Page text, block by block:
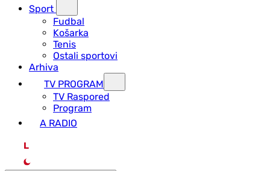
Sport
Fudbal
Košarka
Tenis
Ostali sportovi
Arhiva
TV PROGRAM
ТV Raspored
Program
A RADIO
L